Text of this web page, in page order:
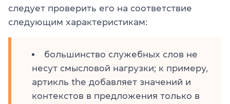
следует проверить его на соответствие
следующим характеристикам:
большинство служебных слов не
несут смысловой нагрузки; к примеру,
артикль the добавляет значений и
контекстов в предложения только в